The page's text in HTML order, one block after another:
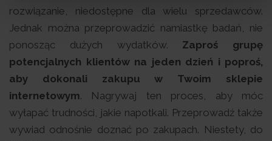
rozwiązanie, niedostępne dla wielu sprzedawców.
Jednak można przeprowadzić namiastkę badań, nie
ponosząc dużych wydatków. Zaproś grupę
potencjalnych klientów na jeden dzień i poproś,
aby dokonali zakupu w Twoim sklepie
internetowym. Nagrywaj ten proces, aby móc
wyłapać trudności, jakie napotkali. Przeprowadź także
wywiad odnośnie doznać po zakupach. Niestety, do